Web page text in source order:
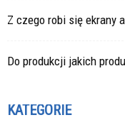
Z czego robi się ekrany
Do produkcji jakich
KATEGORIE